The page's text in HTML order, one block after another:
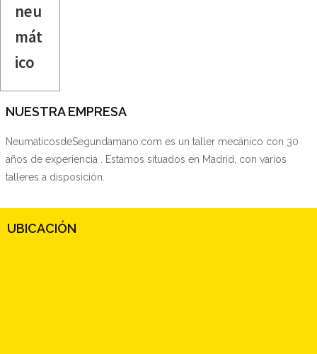
neu
mát
ico
NUESTRA EMPRESA
NeumaticosdeSegundamano.com es un taller mecánico con 30
años de experiencia . Estamos situados en Madrid, con varios
talleres a disposición.
UBICACIÓN